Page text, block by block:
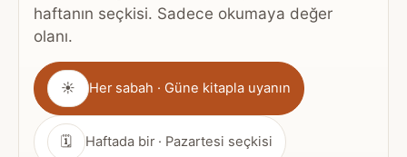
haftanın seçkisi. Sadece okumaya değer
olanı.
Gönderim
sıklığı
☀ Her sabah · Güne kitapla uyanın
🗓 Haftada bir · Pazartesi seçkisi